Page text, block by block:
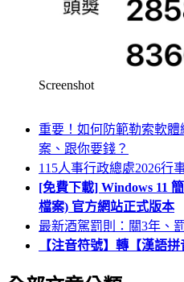
Screenshot
重要！如何防範勒索軟
案、跟你要錢？
115人事行政總處2026行
[免費下載] Windows 11
檔案) 官方網站正式版本
最新酒駕罰則：關3年、
【注音符號】轉【漢語